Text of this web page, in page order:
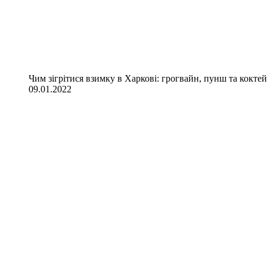
Чим зігрітися взимку в Харкові: грогвайн, пунш та
09.01.2022